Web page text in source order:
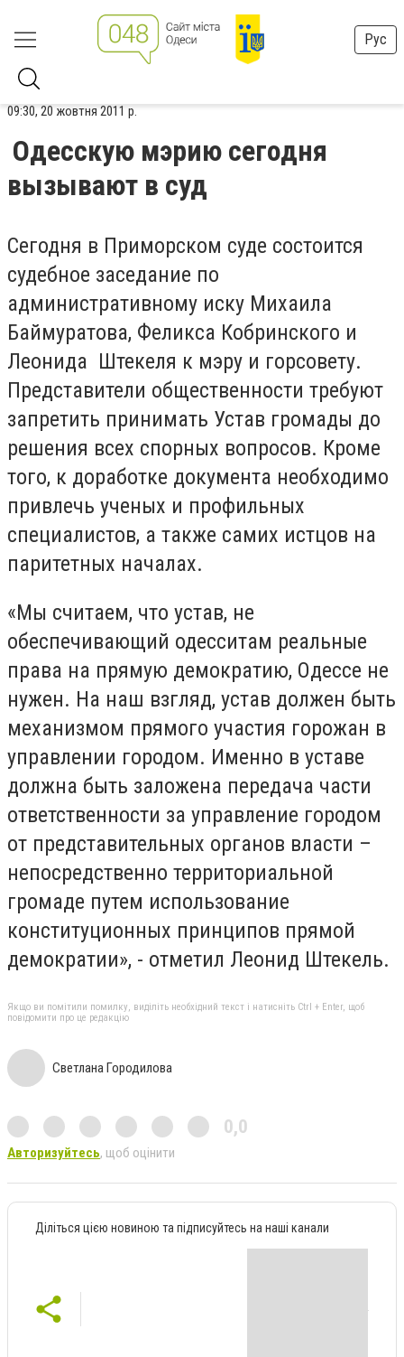
Рус
09:30, 20 жовтня 2011 р.
Одесскую мэрию сегодня
вызывают в суд
Сегодня в Приморском суде состоится
судебное заседание по
административному иску Михаила
Баймуратова, Феликса Кобринского и
Леонида Штекеля к мэру и горсовету.
Представители общественности требуют
запретить принимать Устав громады до
решения всех спорных вопросов. Кроме
того, к доработке документа необходимо
привлечь ученых и профильных
специалистов, а также самих истцов на
паритетных началах.
«Мы считаем, что устав, не
обеспечивающий одесситам реальные
права на прямую демократию, Одессе не
нужен. На наш взгляд, устав должен быть
механизмом прямого участия горожан в
управлении городом. Именно в уставе
должна быть заложена передача части
ответственности за управление городом
от представительных органов власти –
непосредственно территориальной
громаде путем использование
конституционных принципов прямой
демократии», - отметил Леонид Штекель.
Якщо ви помітили помилку, виділіть необхідний текст і натисніть Ctrl + Enter, щоб
повідомити про це редакцію
Светлана Городилова
0,0
Авторизуйтесь, щоб оцінити
Діліться цією новиною та підписуйтесь на наші канали